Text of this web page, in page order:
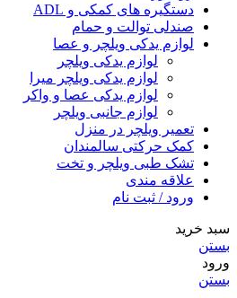
دستگیره های کمکی و ADL
صندلی توالت و حمام
لوازم یدکی ویلچر و عصا
لوازم یدکی ویلچر
لوازم یدکی ویلچر میرا
لوازم یدکی عصا و واکر
لوازم جانبی ویلچر
تعمیر ویلچر در منزل
کمک حرکتی سالمندان
تشک طبی ویلچر و تخت
علاقه مندی
ورود / ثبت نام
سبد خرید
بستن
ورود
بستن